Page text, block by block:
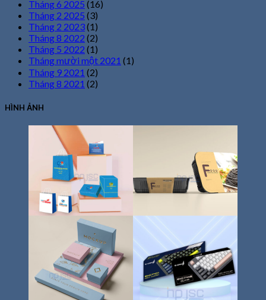
Tháng 6 2025 (16)
Tháng 2 2025 (3)
Tháng 2 2023(1)
Tháng 8 2022 (2)
Tháng 5 2022 (1)
Tháng mười một 2021 (1)
Tháng 9 2021 (2)
Tháng 8 2021 (2)
HÌNH ẢNH